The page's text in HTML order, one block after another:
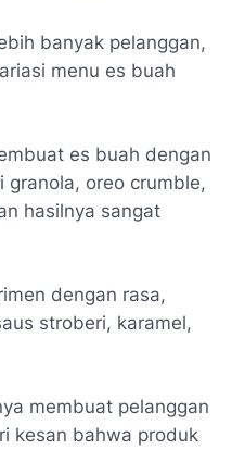
banyak pelanggan,
menu es buah
es buah dengan
oreo crumble,
hasilnya sangat
dengan rasa,
stroberi, karamel,
membuat pelanggan
kesan bahwa produk